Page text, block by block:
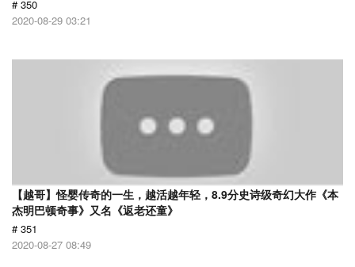
# 350
2020-08-29 03:21
【越哥】怪婴传奇的一生，越活越年轻，8.9分史诗级奇幻大作《本
杰明巴顿奇事》又名《返老还童》
# 351
2020-08-27 08:49